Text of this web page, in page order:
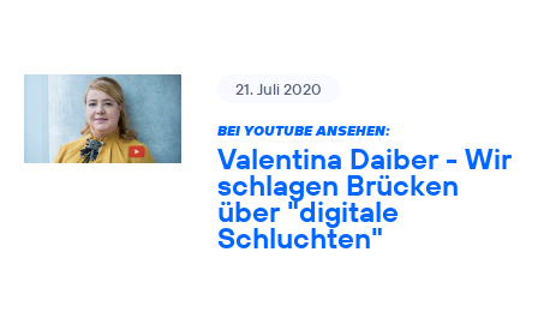
21. Juli 2020
BEI YOUTUBE ANSEHEN:
Valentina Daiber - Wir
schlagen Brücken
über "digitale
Schluchten"